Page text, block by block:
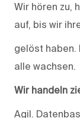
Wir hören zu,
auf, bis wir
gelöst haben.
alle wachsen.
Wir handeln
Agil.